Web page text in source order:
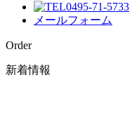
0495-71-5733
メールフォーム
Order
新着情報